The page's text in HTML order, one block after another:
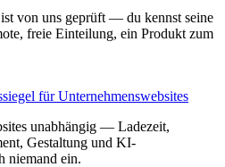
von uns geprüft — du kennst seine
freie Einteilung, ein Produkt zum
unabhängig — Ladezeit,
Gestaltung und KI-
niemand ein.